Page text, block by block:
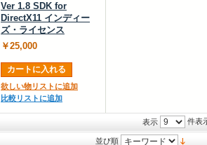
Ver 1.8 SDK for
DirectX11 インディー
ズ・ライセンス
￥25,000
カートに入れる
欲しい物リストに追加
比較リストに追加
表示 件表
並び順